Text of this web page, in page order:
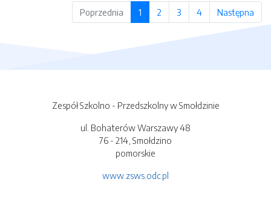
Poprzednia
1 2 3 4 Następna
Zespół Szkolno - Przedszkolny w Smołdzinie
ul. Bohaterów Warszawy 48
76 - 214, Smołdzino
pomorskie
www.zsws.odc.pl